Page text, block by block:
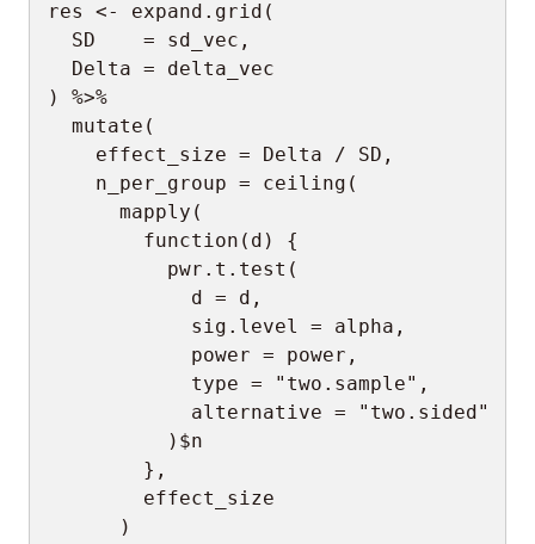
res <- expand.grid (
  SD
= sd_vec ,
  Delta
=
)
%>%
  mutate
(
    effect_size
= Delta / SD ,
    n_per_group
= ceiling (
      mapply
(
function ( d )
{
          pwr.t.test
(
            d
= d ,
            sig.level
= alpha ,
            power
= power ,
            type
= "two.sample" ,
            alternative
=
"two.sided"
) $n
} ,
        effect_size
)